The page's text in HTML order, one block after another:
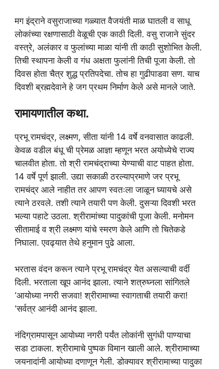
मग इंद्राने वसुराजाच्या गळ्यात वैजयंती माळ घातली व साधू
लोकांच्या रक्षणासाठी वेळूची एक काठी दिली. वसु राजाने सुंदर
वस्त्रे, अलंकार व फुलांच्या माळा यांनी ती काठी सुशोभित केली.
तिची स्थापना केली व गंध अक्षता फुलांनी तिची पूजा केली. तो
दिवस होता चैत्र शुद्ध प्रतिपदेचा. तोच हा गुढीपाडवा सण. याच
दिवशी ब्रह्मदेवाने हे जग प्रथम निर्माण केले असे मानले जाते.
रामायणातील कथा.
प्रभू रामचंद्र, लक्ष्मण, सीता यांनी 14 वर्षे वनवासात काढली.
केवळ वडील बंधू ची प्रेमळ आज्ञा म्हणून भरत अयोध्येचे राज्य
चालवीत होता. तो श्री रामचंद्राच्या येण्याची वाट पाहत होता.
14 वर्षे पूर्ण झाली. उद्या सकाळी ठरल्याप्रमाणे जर प्रभू
रामचंद्र आले नाहीत तर आपण स्वतःला जाळून घ्यायचे असे
त्याने ठरवले. तशी त्याने तयारी पण केली. दुसऱ्या दिवशी भरत
भल्या पहाटे उठला. श्रीरामांच्या पादुकांची पूजा केली. मनोमन
सीतामाई व श्री लक्ष्मण यांचे स्मरण केले आणि तो चितेकडे
निघाला. एवढ्यात तेथे हनुमान पुढे आला.
भरतास वंदन करून त्याने प्रभू रामचंद्र येत असल्याची वर्दी
दिली. भरताला खूप आनंद झाला. त्याने शत्रुघ्नला सांगितले
‘आयोध्या नगरी सजवा! श्रीरामाच्या स्वागताची तयारी करा!
‘सर्वत्र आनंदी आनंद झाला.
नंदिग्रामपासून आयोध्या नगरी पर्यंत लोकांनी सुगंधी पाण्याचा
सडा टाकला. श्रीरामाचे पुष्पक विमान खाली आले. श्रीरामाच्या
जयनादांनी आयोध्या दणाणून गेली. डोक्यावर श्रीरामाच्या पादुका